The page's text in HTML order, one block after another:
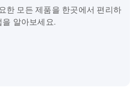
한 모든 제품을 한곳에서 편리하
알아보세요.